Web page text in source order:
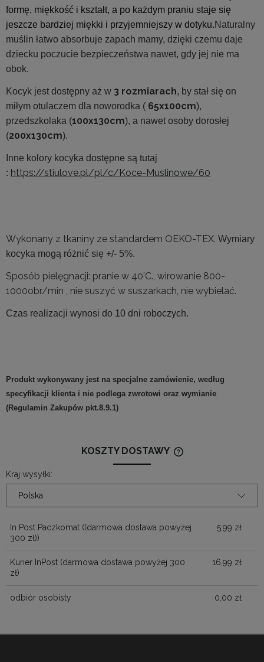
formę, miękkość i kształt, a po każdym praniu staje się
jeszcze bardziej miękki i przyjemniejszy w dotyku.Naturalny
muślin łatwo absorbuje zapach mamy, dzięki czemu daje
dziecku poczucie bezpieczeństwa nawet, gdy jej nie ma
obok.
Kocyk jest dostępny aż w 3 rozmiarach, by stał się on
miłym otulaczem dla noworodka ( 65x100cm),
przedszkolaka (100x130cm), a nawet osoby dorosłej
(200x130cm).
Inne kolory kocyka dostępne są tutaj
: https://stiulove.pl/pl/c/Koce-Muslinowe/60
Wykonany z tkaniny ze standardem OEKO-TEX. Wymiary
kocyka mogą różnić się +/- 5%.
Sposób pielęgnacji: pranie w 40'C., wirowanie 800-
1000obr/min , nie suszyć w suszarkach, nie wybielać.
Czas realizacji wynosi do 10 dni roboczych.
Produkt wykonywany jest na specjalne zamówienie, według
specyfikacji klienta i nie podlega zwrotowi oraz wymianie
(Regulamin Zakupów pkt.8.9.1)
KOSZTY DOSTAWY
Kraj wysyłki:
In Post Paczkomat ((darmowa dostawa powyżej
300 zł))
5,99 zł
Kurier InPost (darmowa dostawa powyżej 300
zł)
16,99 zł
odbiór osobisty 0,00 zł